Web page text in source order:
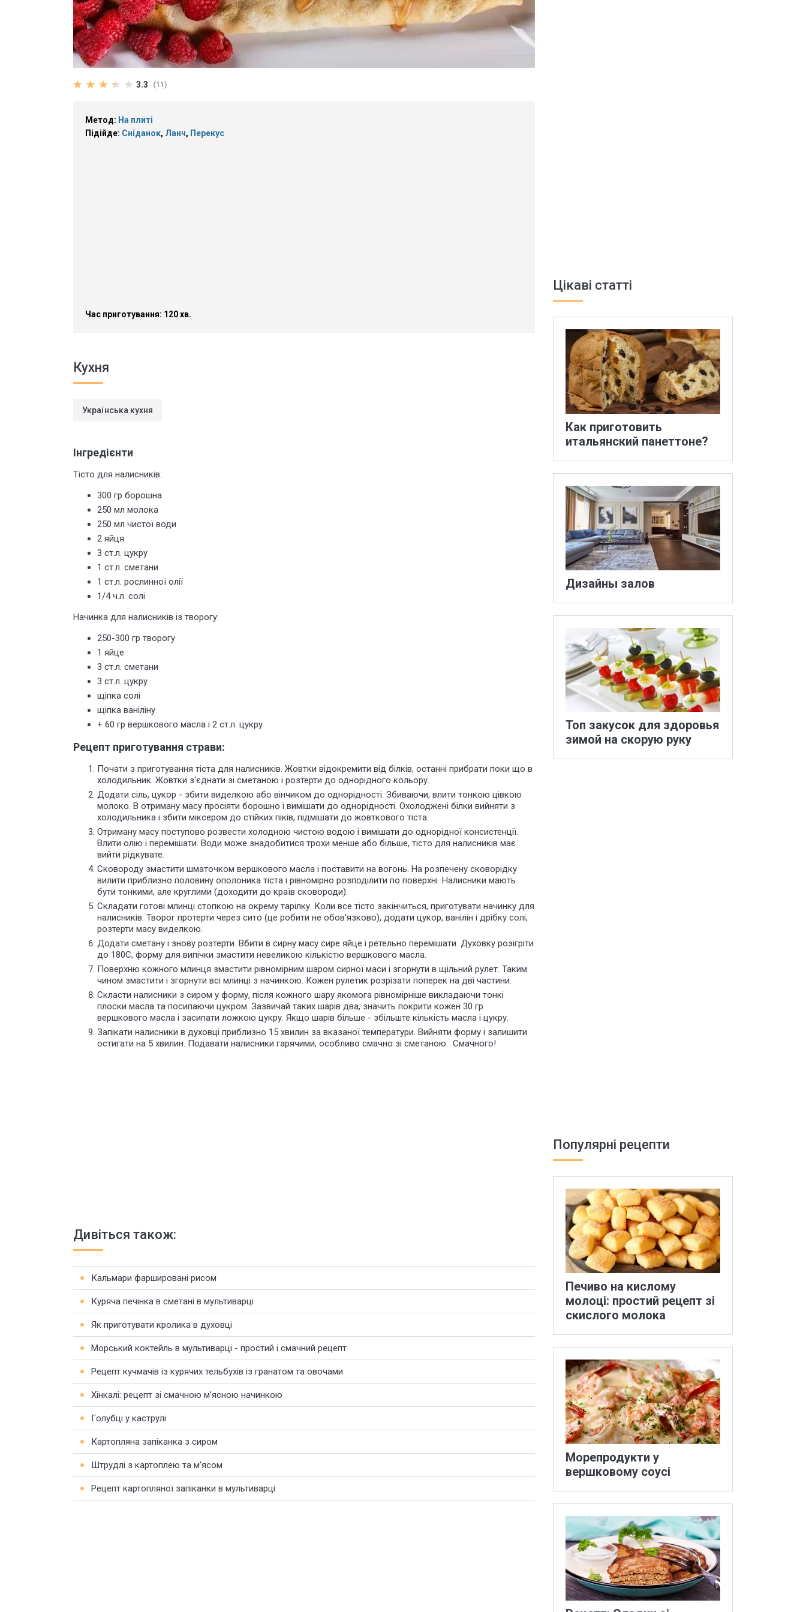
3.3 (11)
Метод: На плиті
Підійде: Сніданок, Ланч, Перекус
Час приготування: 120 хв.
Кухня
Українська кухня
Інгредієнти
Тісто для налисників:
300 гр борошна
250 мл молока
250 мл чистої води
2 яйця
3 ст.л. цукру
1 ст.л. сметани
1 ст.л. рослинної олії
1/4 ч.л. солі
Начинка для налисників із творогу:
250-300 гр творогу
1 яйце
3 ст.л. сметани
3 ст.л. цукру
щіпка солі
щіпка ваніліну
+ 60 гр вершкового масла і 2 ст.л. цукру
Рецепт приготування страви:
Почати з приготування тіста для налисників. Жовтки відокремити від білків, останні прибрати поки що в
холодильник. Жовтки з'єднати зі сметаною і розтерти до однорідного кольору.
Додати сіль, цукор - збити виделкою або вінчиком до однорідності. Збиваючи, влити тонкою цівкою
молоко. В отриману масу просіяти борошно і вимішати до однорідності. Охолоджені білки вийняти з
холодильника і збити міксером до стійких піків, підмішати до жовткового тіста.
Отриману масу поступово розвести холодною чистою водою і вимішати до однорідної консистенції.
Влити олію і перемішати. Води може знадобитися трохи менше або більше, тісто для налисників має
вийти рідкувате.
Сковороду змастити шматочком вершкового масла і поставити на вогонь. На розпечену сковорідку
вилити приблизно половину ополоника тіста і рівномірно розподілити по поверхні. Налисники мають
бути тонкими, але круглими (доходити до країв сковороди).
Складати готові млинці стопкою на окрему тарілку. Коли все тісто закінчиться, приготувати начинку для
налисників. Творог протерти через сито (це робити не обов'язково), додати цукор, ванілін і дрібку солі,
розтерти масу виделкою.
Додати сметану і знову розтерти. Вбити в сирну масу сире яйце і ретельно перемішати. Духовку розігріти
до 180С, форму для випічки змастити невеликою кількістю вершкового масла.
Поверхню кожного млинця змастити рівномірним шаром сирної маси і згорнути в щільний рулет. Таким
чином змастити і згорнути всі млинці з начинкою. Кожен рулетик розрізати поперек на дві частини.
Скласти налисники з сиром у форму, після кожного шару якомога рівномірніше викладаючи тонкі
плоски масла та посипаючи цукром. Зазвичай таких шарів два, значить покрити кожен 30 гр
вершкового масла і засипати ложкою цукру. Якщо шарів більше - збільште кількість масла і цукру.
Запікати налисники в духовці приблизно 15 хвилин за вказаної температури. Вийняти форму і залишити
остигати на 5 хвилин. Подавати налисники гарячими, особливо смачно зі сметаною. Смачного!
Дивіться також:
Кальмари фаршировані рисом
Куряча печінка в сметані в мультиварці
Як приготувати кролика в духовці
Морський коктейль в мультиварці - простий і смачний рецепт
Рецепт кучмачів із курячих тельбухів із гранатом та овочами
Хінкалі: рецепт зі смачною м’ясною начинкою
Голубці у каструлі
Картопляна запіканка з сиром
Штрудлі з картоплею та м'ясом
Рецепт картопляної запіканки в мультиварці
Цікаві статті
Как приготовить
итальянский панеттоне?
Дизайны залов
Топ закусок для здоровья
зимой на скорую руку
Популярні рецепти
Печиво на кислому
молоці: простий рецепт зі
скислого молока
Морепродукти у
вершковому соусі